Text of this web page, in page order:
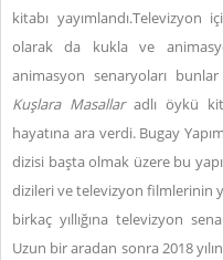
kitabı yayımlandı.Televizyon
olarak da kukla ve
animasyon senaryoları bunlar
Kuşlara Masallaradlı öykü
hayatına ara verdi. Bugay
dizisi başta olmak üzere bu
dizileri ve televizyon filmlerinin
birkaç yıllığına televizyon
Uzun bir aradan sonra 2018